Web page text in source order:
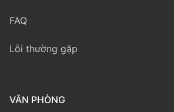
FAQ
Lỗi thường gặp
VĂN PHÒNG